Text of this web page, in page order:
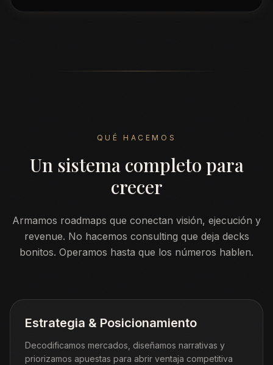
QUÉ HACEMOS
Un sistema completo para
crecer
Armamos roadmaps que conectan visión, ejecución y
revenue. No hacemos consulting que deja decks
bonitos. Operamos hasta que los números hablen.
Estrategia & Posicionamiento
Decodificamos mercados, diseñamos narrativas y
priorizamos apuestas para abrir ventaja competitiva